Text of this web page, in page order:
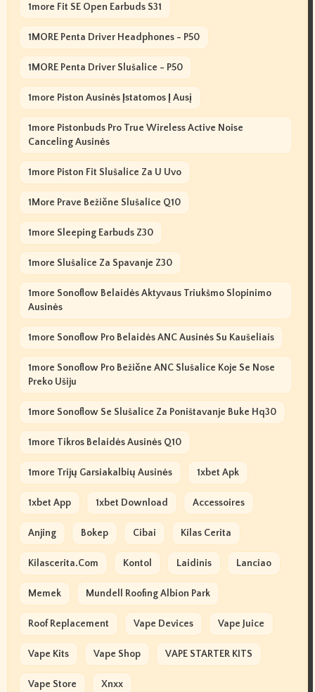
1more Fit SE Open Earbuds S31
1MORE Penta Driver Headphones - P50
1MORE Penta Driver Slušalice - P50
1more Piston Ausinės Įstatomos Į Ausį
1more Pistonbuds Pro True Wireless Active Noise
Canceling Ausinės
1more Piston Fit Slušalice Za U Uvo
1More Prave Bežične Slušalice Q10
1more Sleeping Earbuds Z30
1more Slušalice Za Spavanje Z30
1more Sonoflow Belaidės Aktyvaus Triukšmo Slopinimo
Ausinės
1more Sonoflow Pro Belaidės ANC Ausinės Su Kaušeliais
1more Sonoflow Pro Bežične ANC Slušalice Koje Se Nose
Preko Ušiju
1more Sonoflow Se Slušalice Za Poništavanje Buke Hq30
1more Tikros Belaidės Ausinės Q10
1more Trijų Garsiakalbių Ausinės 1xbet Apk
1xbet App 1xbet Download Accessoires
Anjing Bokep Cibai Kilas Cerita
Kilascerita.com Kontol Laidinis Lanciao
Memek Mundell Roofing Albion Park
Roof Replacement Vape Devices Vape Juice
Vape Kits Vape Shop VAPE STARTER KITS
Vape Store Xnxx